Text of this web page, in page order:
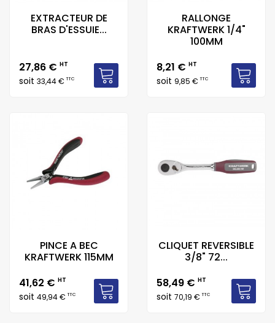
EXTRACTEUR DE
BRAS D'ESSUIE...
Prix
27,86 € HT
soit 33,44 €TTC
RALLONGE
KRAFTWERK 1/4"
100MM
Prix
8,21 € HT
soit 9,85 €TTC
PINCE A BEC
KRAFTWERK 115MM
Prix
41,62 € HT
soit 49,94 €TTC
CLIQUET REVERSIBLE
3/8" 72...
Prix
58,49 € HT
soit 70,19 €TTC